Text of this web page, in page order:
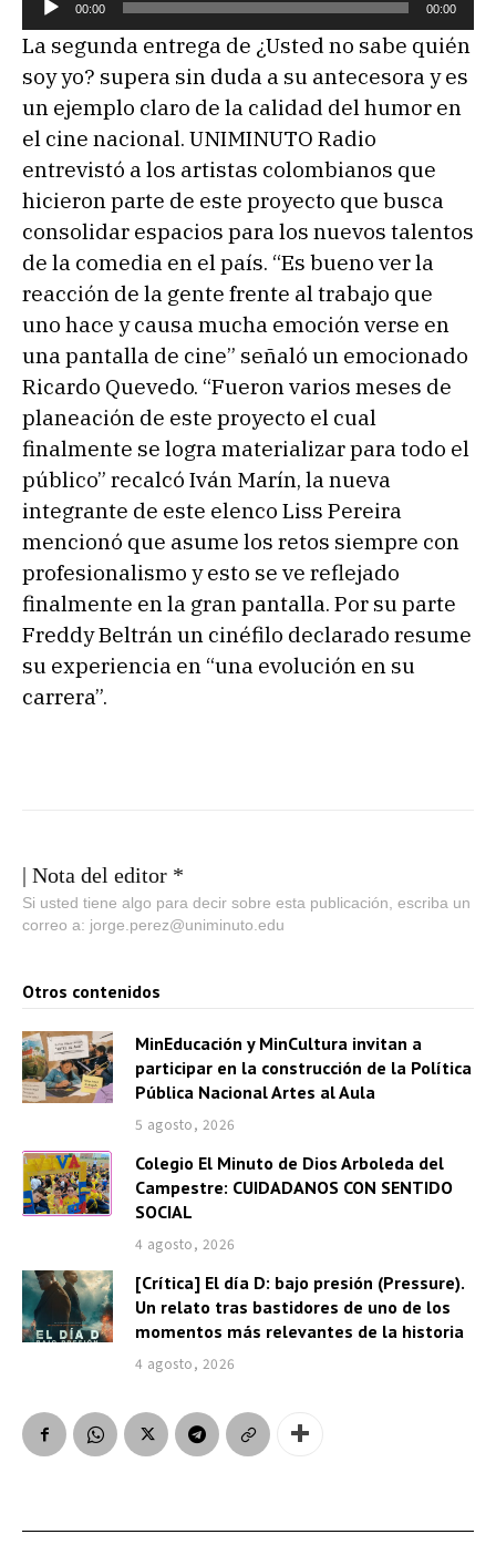
e
p
r
o
d
u
c
t
o
r
d
e
a
u
d
i
o
00:00 00:00
La segunda entrega de ¿Usted no sabe quién
soy yo? supera sin duda a su antecesora y es
un ejemplo claro de la calidad del humor en
el cine nacional. UNIMINUTO Radio
entrevistó a los artistas colombianos que
hicieron parte de este proyecto que busca
consolidar espacios para los nuevos talentos
de la comedia en el país. “Es bueno ver la
reacción de la gente frente al trabajo que
uno hace y causa mucha emoción verse en
una pantalla de cine” señaló un emocionado
Ricardo Quevedo. “Fueron varios meses de
planeación de este proyecto el cual
finalmente se logra materializar para todo el
público” recalcó Iván Marín, la nueva
integrante de este elenco Liss Pereira
mencionó que asume los retos siempre con
profesionalismo y esto se ve reflejado
finalmente en la gran pantalla. Por su parte
Freddy Beltrán un cinéfilo declarado resume
su experiencia en “una evolución en su
carrera”.
| Nota del editor *
Si usted tiene algo para decir sobre esta publicación, escriba un
correo a: jorge.perez@uniminuto.edu
Otros contenidos
MinEducación y MinCultura invitan a
participar en la construcción de la Política
Pública Nacional Artes al Aula
5 agosto, 2026
Colegio El Minuto de Dios Arboleda del
Campestre: CUIDADANOS CON SENTIDO
SOCIAL
4 agosto, 2026
[Crítica] El día D: bajo presión (Pressure).
Un relato tras bastidores de uno de los
momentos más relevantes de la historia
4 agosto, 2026